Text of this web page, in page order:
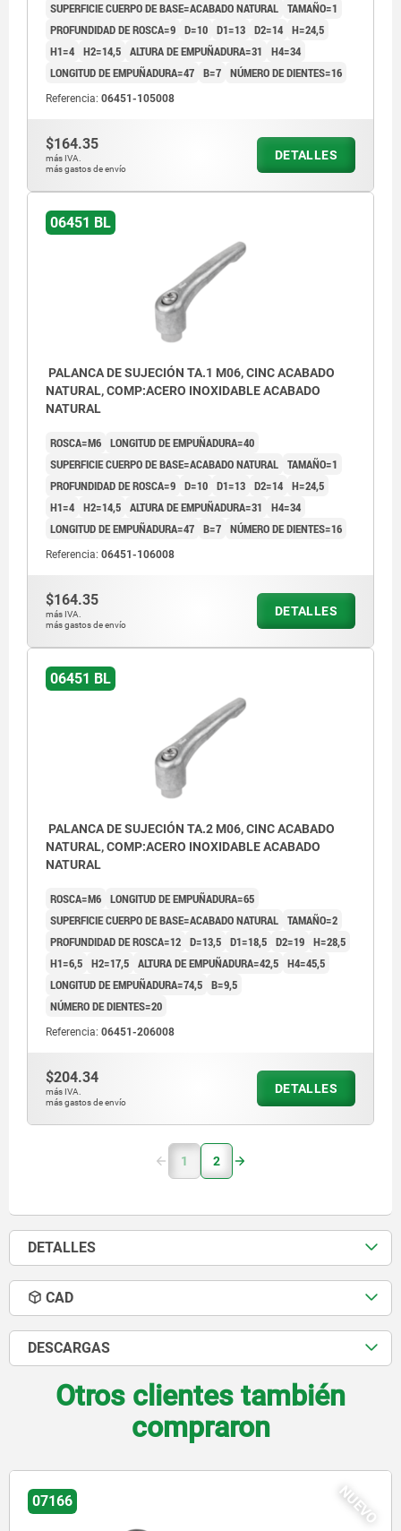
SUPERFICIE CUERPO DE BASE=ACABADO NATURAL TAMAÑO=1
PROFUNDIDAD DE ROSCA=9 D=10 D1=13 D2=14 H=24,5
H1=4 H2=14,5 ALTURA DE EMPUÑADURA=31
H4=34
LONGITUD DE EMPUÑADURA=47 B=7 NÚMERO DE DIENTES=16
Referencia: 06451-105008
$164.35
más IVA.
más gastos de envío
DETALLES
06451 BL
PALANCA DE SUJECIÓN TA.1 M06, CINC ACABADO
NATURAL, COMP:ACERO INOXIDABLE ACABADO
NATURAL
ROSCA=M6 LONGITUD DE EMPUÑADURA=40
SUPERFICIE CUERPO DE BASE=ACABADO NATURAL TAMAÑO=1
PROFUNDIDAD DE ROSCA=9 D=10 D1=13 D2=14 H=24,5
H1=4 H2=14,5 ALTURA DE EMPUÑADURA=31
H4=34
LONGITUD DE EMPUÑADURA=47 B=7 NÚMERO DE DIENTES=16
Referencia: 06451-106008
$164.35
más IVA.
más gastos de envío
DETALLES
06451 BL
PALANCA DE SUJECIÓN TA.2 M06, CINC ACABADO
NATURAL, COMP:ACERO INOXIDABLE ACABADO
NATURAL
ROSCA=M6 LONGITUD DE EMPUÑADURA=65
SUPERFICIE CUERPO DE BASE=ACABADO NATURAL TAMAÑO=2
PROFUNDIDAD DE ROSCA=12 D=13,5 D1=18,5 D2=19 H=28,5
H1=6,5 H2=17,5 ALTURA DE EMPUÑADURA=42,5 H4=45,5
LONGITUD DE EMPUÑADURA=74,5 B=9,5
NÚMERO DE DIENTES=20
Referencia: 06451-206008
$204.34
más IVA.
más gastos de envío
DETALLES
1 2
DETALLES
CAD
DESCARGAS
Otros clientes también
compraron
03192-06